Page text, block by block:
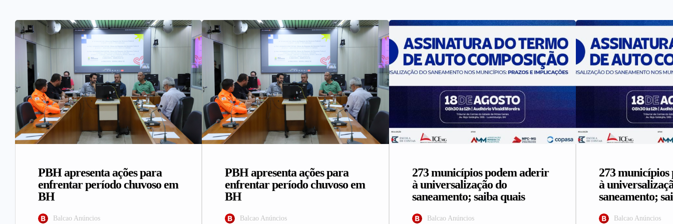
PBH apresenta ações para
enfrentar período chuvoso em
BH
Balcao Anúncios
PBH apresenta ações para
enfrentar período chuvoso em
BH
Balcao Anúncios
273 municípios podem aderir
à universalização do
saneamento; saiba quais
Balcao Anúncios
273
à
saneamento;
Balcao Anúncios